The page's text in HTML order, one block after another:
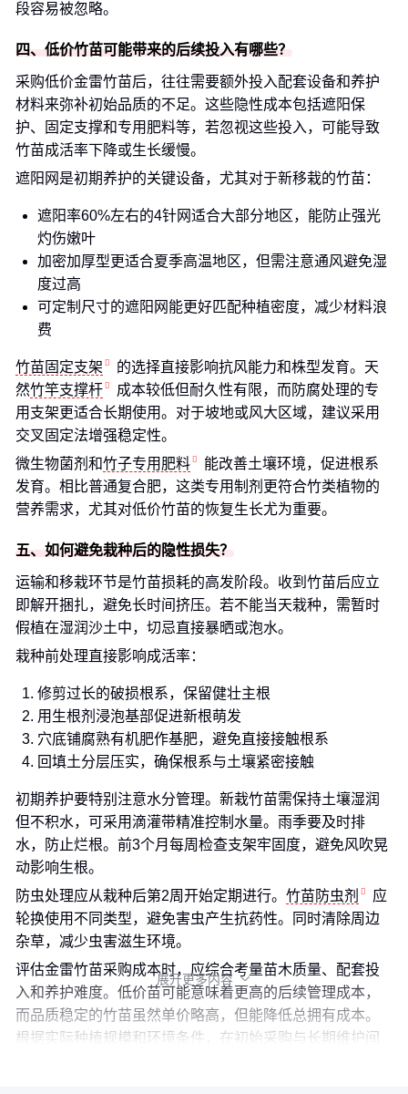
段容易被忽略。
四、低价竹苗可能带来的后续投入有哪些？
采购低价金雷竹苗后，往往需要额外投入配套设备和养护
材料来弥补初始品质的不足。这些隐性成本包括遮阳保
护、固定支撑和专用肥料等，若忽视这些投入，可能导致
竹苗成活率下降或生长缓慢。
遮阳网是初期养护的关键设备，尤其对于新移栽的竹苗：
遮阳率60%左右的4针网适合大部分地区，能防止强光
灼伤嫩叶
加密加厚型更适合夏季高温地区，但需注意通风避免湿
度过高
可定制尺寸的遮阳网能更好匹配种植密度，减少材料浪
费
竹苗固定支架
的选择直接影响抗风能力和株型发育。天
然竹竿支撑杆
成本较低但耐久性有限，而防腐处理的专
用支架更适合长期使用。对于坡地或风大区域，建议采用
交叉固定法增强稳定性。
微生物菌剂和竹子专用肥料
能改善土壤环境，促进根系
发育。相比普通复合肥，这类专用制剂更符合竹类植物的
营养需求，尤其对低价竹苗的恢复生长尤为重要。
五、如何避免栽种后的隐性损失？
运输和移栽环节是竹苗损耗的高发阶段。收到竹苗后应立
即解开捆扎，避免长时间挤压。若不能当天栽种，需暂时
假植在湿润沙土中，切忌直接暴晒或泡水。
栽种前处理直接影响成活率：
修剪过长的破损根系，保留健壮主根
用生根剂浸泡基部促进新根萌发
穴底铺腐熟有机肥作基肥，避免直接接触根系
回填土分层压实，确保根系与土壤紧密接触
初期养护要特别注意水分管理。新栽竹苗需保持土壤湿润
但不积水，可采用滴灌带精准控制水量。雨季要及时排
水，防止烂根。前3个月每周检查支架牢固度，避免风吹晃
动影响生根。
防虫处理应从栽种后第2周开始定期进行。 竹苗防虫剂
应
轮换使用不同类型，避免害虫产生抗药性。同时清除周边
杂草，减少虫害滋生环境。
评估金雷竹苗采购成本时，应综合考量苗木质量、配套投
入和养护难度。低价苗可能意味着更高的后续管理成本，
而品质稳定的竹苗虽然单价略高，但能降低总拥有成本。
根据实际种植规模和环境条件，在初始采购与长期维护间
展开更多内容 